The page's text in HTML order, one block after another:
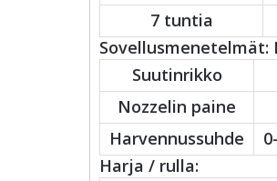
7 tuntia
Sovellusmenetelmät:
Suutinrikko
Nozzelin paine
Harvennussuhde
Harja / rulla: